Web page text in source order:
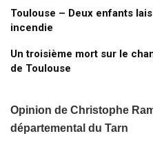
Toulouse – Deux enfants
incendie
Un troisième mort sur le
de Toulouse
Opinion de Christophe
départemental du Tarn